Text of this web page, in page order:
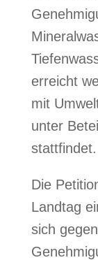
erreicht
mit
unter
stattfindet.
Die
Landtag
sich